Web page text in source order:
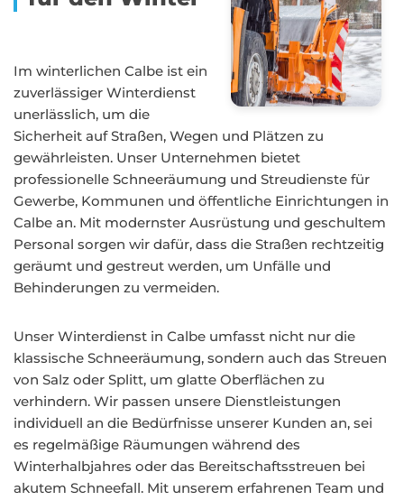
Im winterlichen Calbe ist ein
zuverlässiger Winterdienst
unerlässlich, um die
Sicherheit auf Straßen, Wegen und Plätzen zu
gewährleisten. Unser Unternehmen bietet
professionelle Schneeräumung und Streudienste für
Gewerbe, Kommunen und öffentliche Einrichtungen in
Calbe an. Mit modernster Ausrüstung und geschultem
Personal sorgen wir dafür, dass die Straßen rechtzeitig
geräumt und gestreut werden, um Unfälle und
Behinderungen zu vermeiden.
Unser Winterdienst in Calbe umfasst nicht nur die
klassische Schneeräumung, sondern auch das Streuen
von Salz oder Splitt, um glatte Oberflächen zu
verhindern. Wir passen unsere Dienstleistungen
individuell an die Bedürfnisse unserer Kunden an, sei
es regelmäßige Räumungen während des
Winterhalbjahres oder das Bereitschaftsstreuen bei
akutem Schneefall. Mit unserem erfahrenen Team und